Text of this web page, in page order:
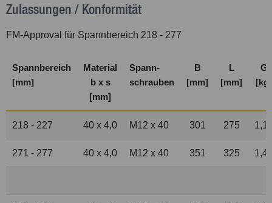
Zulassungen / Konformität
FM-Approval für Spannbereich 218 - 277
Spannbereich
[mm]
Material
b x s
[mm]
Spann-
schrauben
B
[mm]
L
[mm]
G
[kg]
218 - 227 40 x 4,0 M12 x 40 301 275
271 - 277 40 x 4,0 M12 x 40 351 325